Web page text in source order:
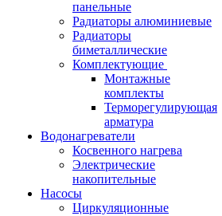
панельные
Радиаторы алюминиевые
Радиаторы
биметаллические
Комплектующие
Монтажные
комплекты
Терморегулирующая
арматура
Водонагреватели
Косвенного нагрева
Электрические
накопительные
Насосы
Циркуляционные